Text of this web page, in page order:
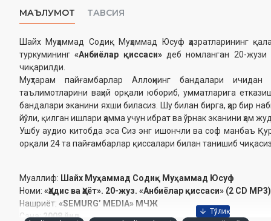
МАЪЛУМОТ ТАВСИЯ
Шайх Муҳаммад Содиқ Муҳаммад Юсуф ҳазратларининг
туркумининг«Анбиёлар қиссаси»деб номланган 20-жузи
чиқарилди.
Муҳтарам пайғамбарлар Аллоҳнинг бандалари
таълимотларини ваҳий орқали юбориб, умматларига
бандалари эканини яхши биласиз. Шу билан бирга, ҳар бир
йўли, қилган ишлари ҳамма учун ибрат ва ўрнак эканини ҳам
Ушбу аудио китобда эса Сиз энг ишончли ва соф манбаъ
орқали 24 та пайғамбарлар қиссалари билан танишиб чиқасиз.
Муаллиф: Шайх Муҳаммад Содиқ Муҳаммад Юсуф
Номи: «Ҳадис ва Ҳаёт». 20-жуз. «Анбиёлар қиссаси» (2 CD МР3)
Нашриёт: «SEMURG’ MEDIA» МЧЖ
Сана:2008 йил